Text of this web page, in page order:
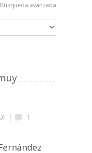
Búsqueda avanzada
1